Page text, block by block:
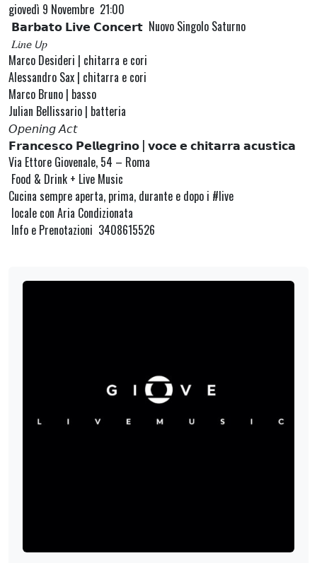
giovedì 9 Novembre 21:00
𝗕𝗮𝗿𝗯𝗮𝘁𝗼 𝗟𝗶𝘃𝗲 𝗖𝗼𝗻𝗰𝗲𝗿𝘁 Nuovo Singolo Saturno
𝐿𝘪𝑛𝘦 𝘜𝑝
Marco Desideri | chitarra e cori
Alessandro Sax | chitarra e cori
Marco Bruno | basso
Julian Bellissario | batteria
𝘖𝘱𝘦𝘯𝘪𝘯𝘨 𝘈𝘤𝘵
𝗙𝗿𝗮𝗻𝗰𝗲𝘀𝗰𝗼 𝗣𝗲𝗹𝗹𝗲𝗴𝗿𝗶𝗻𝗼 | 𝘃𝗼𝗰𝗲 𝗲 𝗰𝗵𝗶𝘁𝗮𝗿𝗿𝗮 𝗮𝗰𝘂𝘀𝘁𝗶𝗰𝗮
Via Ettore Giovenale, 54 – Roma
Food & Drink + Live Music
Cucina sempre aperta, prima, durante e dopo i #live
locale con Aria Condizionata
Info e Prenotazioni 3408615526